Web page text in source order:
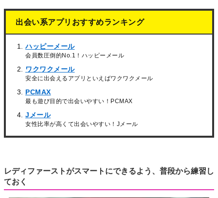
出会い系アプリおすすめランキング
ハッピーメール
会員数圧倒的No.1！ハッピーメール
ワクワクメール
安全に出会えるアプリといえばワクワクメール
PCMAX
最も遊び目的で出会いやすい！PCMAX
Jメール
女性比率が高くて出会いやすい！Jメール
レディファーストがスマートにできるよう、普段から練習し
ておく